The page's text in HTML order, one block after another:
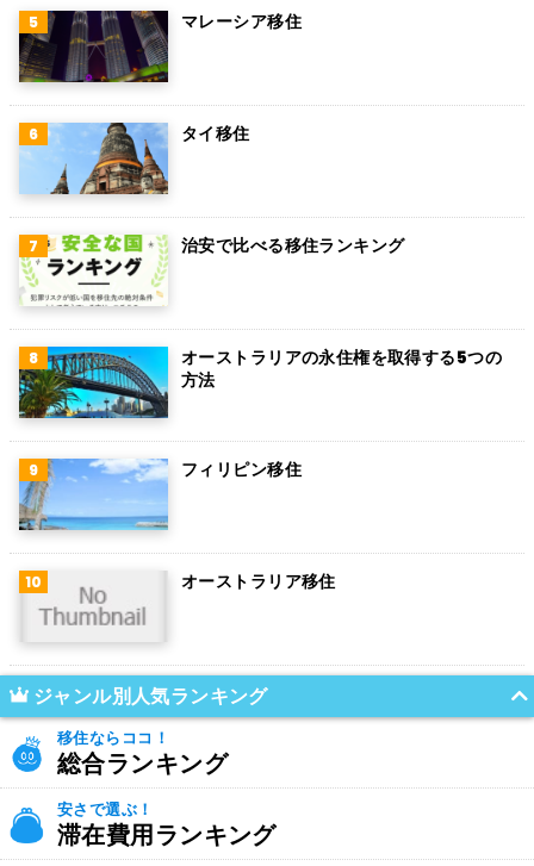
マレーシア移住
タイ移住
治安で比べる移住ランキング
オーストラリアの永住権を取得する5つの
方法
フィリピン移住
オーストラリア移住
ジャンル別人気ランキング
移住ならココ！
総合ランキング
安さで選ぶ！
滞在費用ランキング